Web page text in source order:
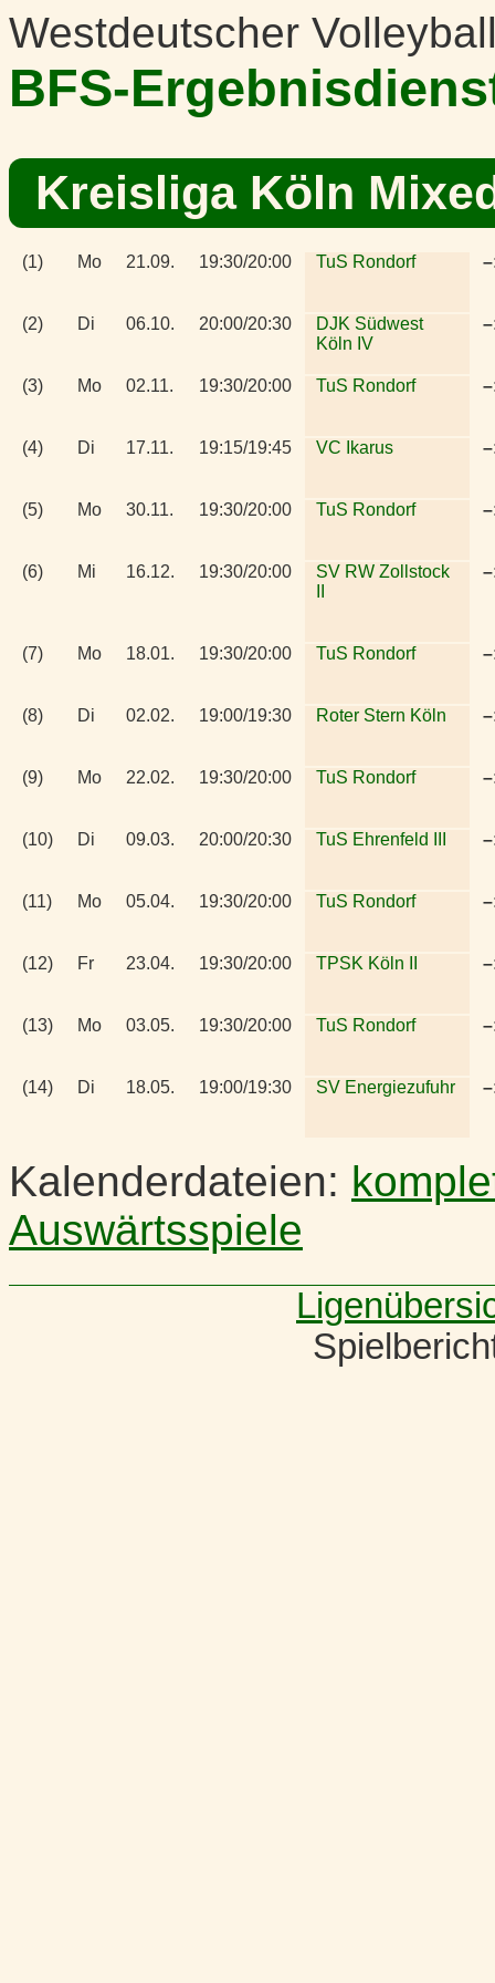
Westdeutscher
BFS-
Kreisliga Köln
(1) Mo 21.09. 19:30/20:00 TuS Rondorf
(2) Di 06.10. 20:00/20:30
DJK Südwest
Köln IV
(3) Mo 02.11. 19:30/20:00 TuS Rondorf
(4) Di 17.11. 19:15/19:45 VC Ikarus
(5) Mo 30.11. 19:30/20:00 TuS Rondorf
(6) Mi 16.12. 19:30/20:00
SV RW Zollstock
(7) Mo 18.01. 19:30/20:00 TuS Rondorf
(8) Di 02.02. 19:00/19:30 Roter Stern Köln
(9) Mo 22.02. 19:30/20:00 TuS Rondorf
(10) Di 09.03. 20:00/20:30 TuS Ehrenfeld III
(11) Mo 05.04. 19:30/20:00 TuS Rondorf
(12) Fr 23.04. 19:30/20:00 TPSK Köln II
(13) Mo 03.05. 19:30/20:00 TuS Rondorf
(14) Di 18.05. 19:00/19:30 SV Energiezufuhr
Kalenderdateien:
Auswärtsspiele